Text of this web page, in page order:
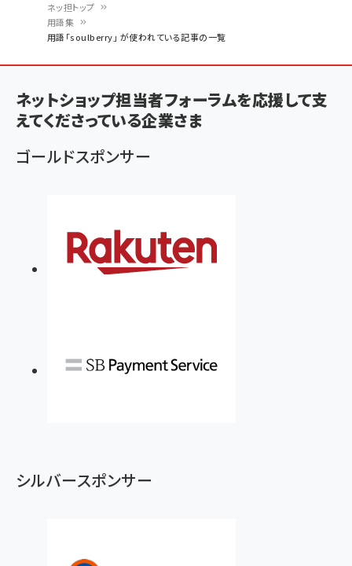
ン
く
ず
ネッ担トップ
用語集
用語「soulberry」 が使われている記事の一覧
ネットショップ担当者フォーラムを応援して支
えてくださっている企業さま
ゴールドスポンサー
シルバースポンサー